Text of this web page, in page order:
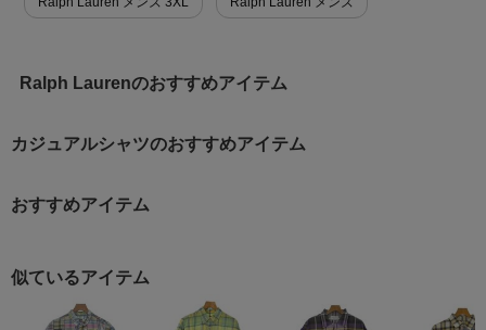
Ralph Laurenのおすすめアイテム
カジュアルシャツのおすすめアイテム
おすすめアイテム